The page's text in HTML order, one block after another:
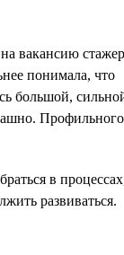
вакансию
понимала, что
большой,
Профильного
в
развиваться.